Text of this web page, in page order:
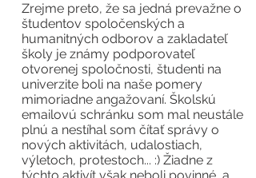
Zrejme preto, že sa jedná prevažne o
študentov spoločenských a
humanitných odborov a zakladateľ
školy je známy podporovateľ
otvorenej spoločnosti, študenti na
univerzite boli na naše pomery
mimoriadne angažovaní. Školskú
emailovú schránku som mal neustále
plnú a nestíhal som čítať správy o
nových aktivitách, udalostiach,
výletoch, protestoch... :) Žiadne z